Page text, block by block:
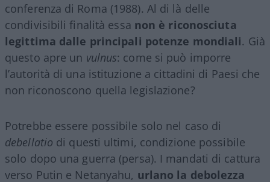
conferenza di Roma (1988). Al di là delle
condivisibili finalità essa non è riconosciuta
legittima dalle principali potenze mondiali. Già
questo apre un vulnus: come si può imporre
l’autorità di una istituzione a cittadini di Paesi che
non riconoscono quella legislazione?
Potrebbe essere possibile solo nel caso di
debellatio di questi ultimi, condizione possibile
solo dopo una guerra (persa). I mandati di cattura
verso Putin e Netanyahu, urlano la debolezza